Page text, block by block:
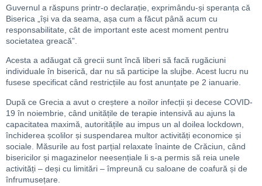
Guvernul a răspuns printr-o declarație, exprimându-și speranța că
Biserica „își va da seama, așa cum a făcut până acum cu
responsabilitate, cât de important este acest moment pentru
societatea greacă”.
Acesta a adăugat că grecii sunt încă liberi să facă rugăciuni
individuale în biserică, dar nu să participe la slujbe. Acest lucru nu
fusese specificat când restricțiile au fost anunțate pe 2 ianuarie.
După ce Grecia a avut o creștere a noilor infecții și decese COVID-
19 în noiembrie, când unitățile de terapie intensivă au ajuns la
capacitatea maximă, autoritățile au impus un al doilea lockdown,
închiderea școlilor și suspendarea multor activități economice și
sociale. Măsurile au fost parțial relaxate înainte de Crăciun, când
bisericilor și magazinelor neesențiale li s-a permis să reia unele
activități – deși cu limitări – împreună cu saloane de coafură și de
înfrumusețare.